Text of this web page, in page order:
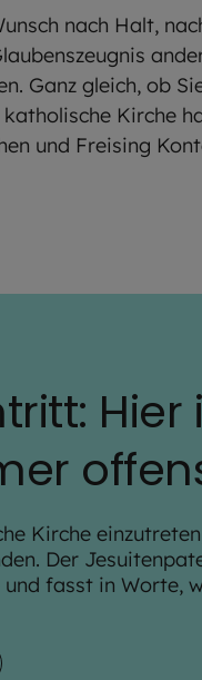
nach Halt,
Ganz gleich, ob
Kirche
und Freising
Hier
Kirche
Der
und fasst in Worte,